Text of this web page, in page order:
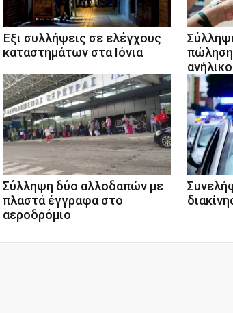
Έξι συλλήψεις σε ελέγχους
καταστημάτων στα Ιόνια
Σύλληψη δύο αλλοδαπών με
πλαστά έγγραφα στο
αεροδρόμιο